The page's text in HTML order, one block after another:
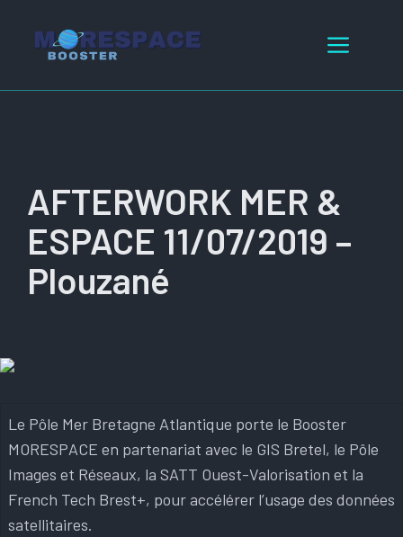
contenu
Menu
AFTERWORK MER &
ESPACE 11/07/2019 –
Plouzané
Le Pôle Mer Bretagne Atlantique porte le Booster
MORESPACE en partenariat avec le GIS Bretel, le Pôle
Images et Réseaux, la SATT Ouest-Valorisation et la
French Tech Brest+, pour accélérer l’usage des données
satellitaires.